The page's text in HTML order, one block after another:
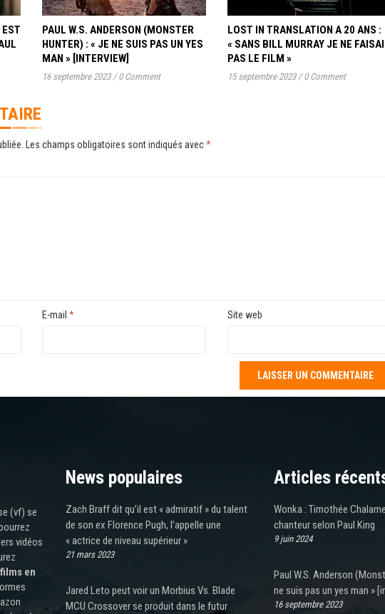
PAUL W.S. ANDERSON (MONSTER
HUNTER) : « JE NE SUIS PAS UN YES
MAN » [INTERVIEW]
16 septembre 2023 / 0 Comment
LOST IN TRANSLATION A 20 ANS :
« SANS BILL MURRAY JE NE
PAS LE FILM »
15 septembre 2023 / 0 Comment
Les champs obligatoires sont indiqués avec*
E-mail * Site web
(vf) se
vidéos
films en
News populaires
Zach Braff dit qu’il est « admiratif » du talent
de son ex Florence Pugh, l’appelle une
« actrice de niveau supérieur »
21 mars 2023
Jared Leto peut voir un Morbius Vs. Blade
MCU Crossover se produit dans le futur
Articles
Wonka : Timothée
chanteur selon Paul King
9 juin 2024
Paul W.S. Anderson
ne suis pas un yes man »
16 septembre 2023